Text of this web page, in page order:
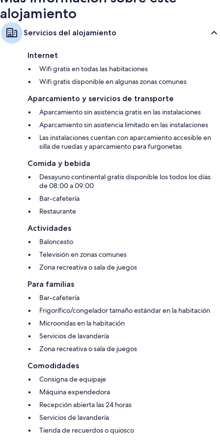
alojamiento
Servicios del alojamiento
Internet
Wifi gratis en todas las habitaciones
Wifi gratis disponible en algunas zonas comunes
Aparcamiento y servicios de transporte
Aparcamiento sin asistencia gratis en las instalaciones
Aparcamiento sin asistencia limitado en las instalaciones
Las instalaciones cuentan con aparcamiento accesible en
silla de ruedas y aparcamiento para furgonetas
Comida y bebida
Desayuno continental gratis disponible los todos los días
de 08:00 a 09:00
Bar-cafetería
Restaurante
Actividades
Baloncesto
Televisión en zonas comunes
Zona recreativa o sala de juegos
Para familias
Bar-cafetería
Frigorífico/congelador tamaño estándar en la habitación
Microondas en la habitación
Servicios de lavandería
Zona recreativa o sala de juegos
Comodidades
Consigna de equipaje
Máquina expendedora
Recepción abierta las 24 horas
Servicios de lavandería
Tienda de recuerdos o quiosco